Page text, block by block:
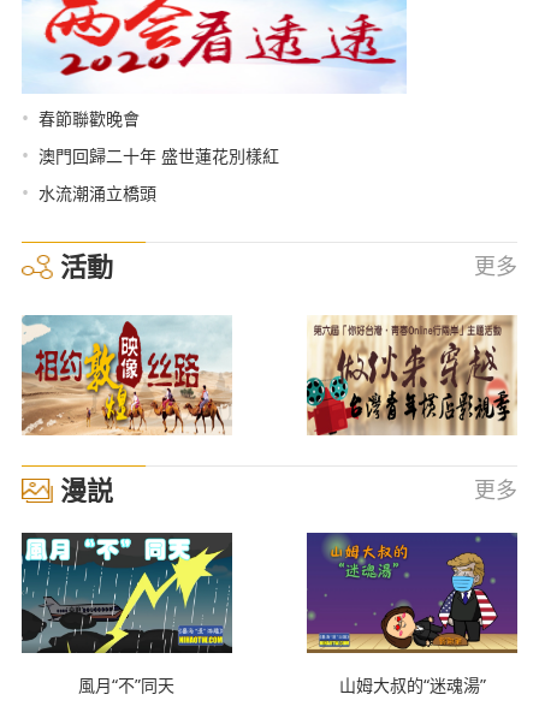
• 春節聯歡晚會
• 澳門回歸二十年 盛世蓮花別樣紅
• 水流潮涌立橋頭
活動 更多
漫説 更多
風月“不”同天 山姆大叔的“迷魂湯”